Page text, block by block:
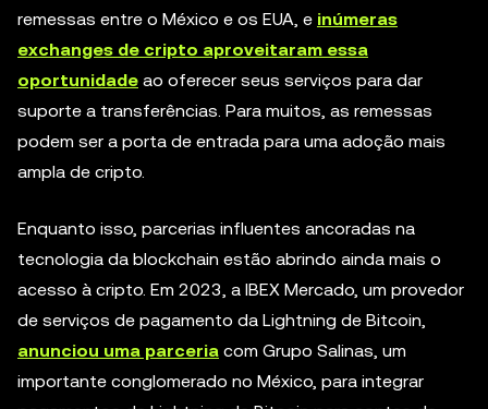
remessas entre o México e os EUA, e inúmeras
exchanges de cripto aproveitaram essa
oportunidade ao oferecer seus serviços para dar
suporte a transferências. Para muitos, as remessas
podem ser a porta de entrada para uma adoção mais
ampla de cripto.
Enquanto isso, parcerias influentes ancoradas na
tecnologia da blockchain estão abrindo ainda mais o
acesso à cripto. Em 2023, a IBEX Mercado, um provedor
de serviços de pagamento da Lightning de Bitcoin,
anunciou uma parceria com Grupo Salinas, um
importante conglomerado no México, para integrar